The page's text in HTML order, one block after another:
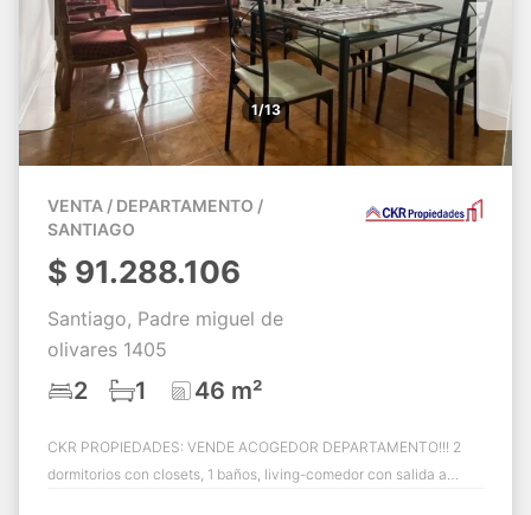
1/13
VENTA / DEPARTAMENTO /
SANTIAGO
$ 91.288.106
Santiago, Padre miguel de
olivares 1405
2 1 46 m²
CKR PROPIEDADES: VENDE ACOGEDOR DEPARTAMENTO!!! 2
dormitorios con closets, 1 baños, living-comedor con salida a